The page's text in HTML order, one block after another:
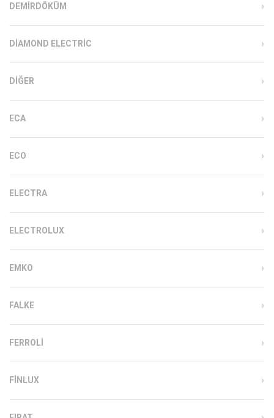
DEMIRDÖKÜM
DIAMOND ELECTRIC
DIĞER
ECA
ECO
ELECTRA
ELECTROLUX
EMKO
FALKE
FERROLI
FINLUX